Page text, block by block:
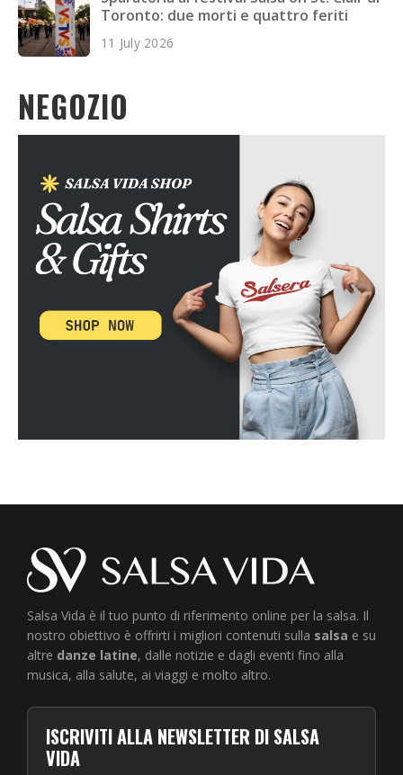
Toronto: due morti e quattro feriti
11 July 2026
NEGOZIO
Salsa Vida è il tuo punto di riferimento online per la salsa. Il
nostro obiettivo è offrirti i migliori contenuti sulla salsa e su
altre danze latine, dalle notizie e dagli eventi fino alla
musica, alla salute, ai viaggi e molto altro.
ISCRIVITI ALLA NEWSLETTER DI SALSA
VIDA